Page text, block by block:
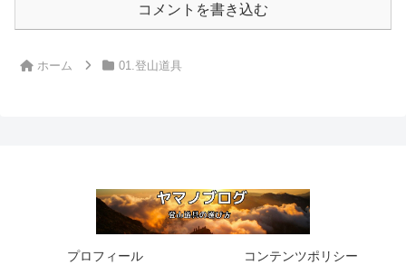
コメントを書き込む
ホーム 01.登山道具
プロフィール
コンテンツポリシー